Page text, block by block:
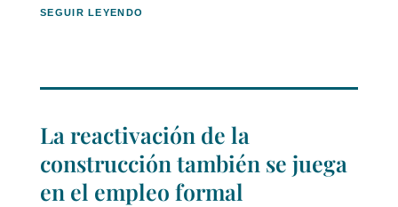
SEGUIR LEYENDO
La reactivación de la
construcción también se juega
en el empleo formal